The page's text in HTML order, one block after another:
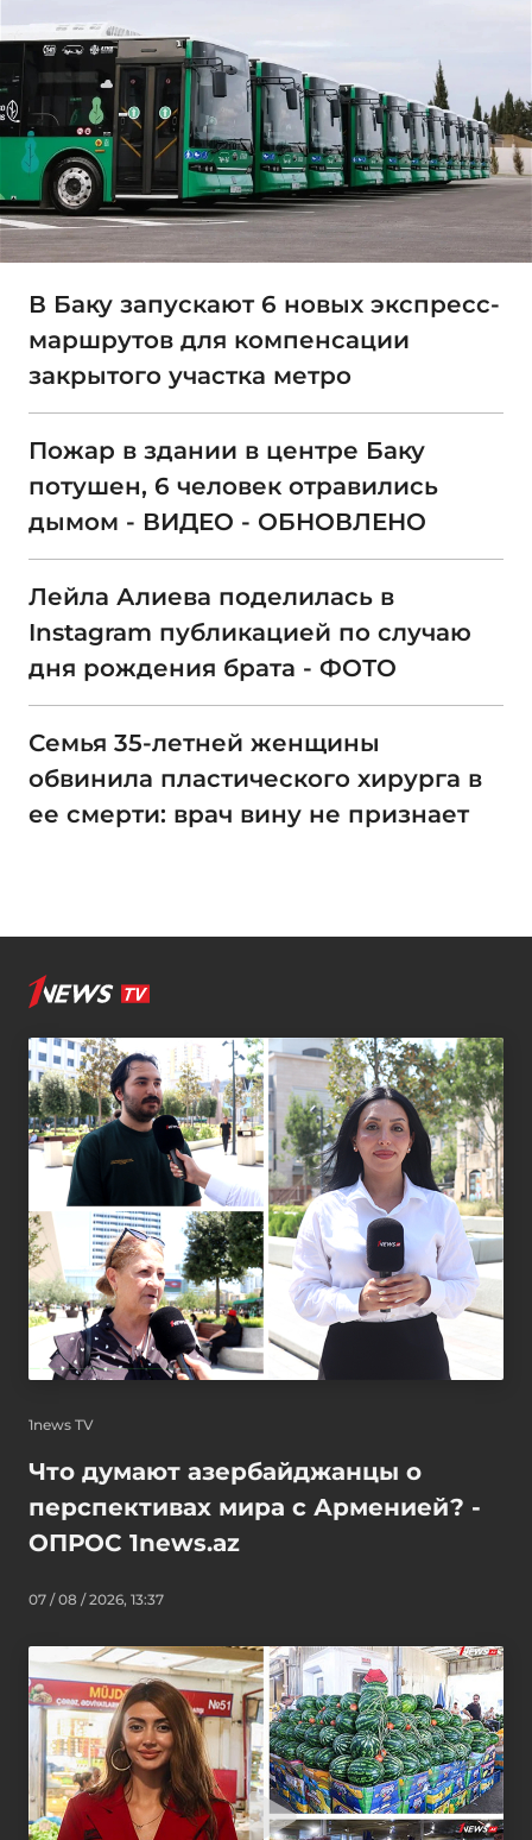
В Баку запускают 6 новых экспресс-
маршрутов для компенсации
закрытого участка метро
Пожар в здании в центре Баку
потушен, 6 человек отравились
дымом - ВИДЕО - ОБНОВЛЕНО
Лейла Алиева поделилась в
Instagram публикацией по случаю
дня рождения брата - ФОТО
Семья 35-летней женщины
обвинила пластического хирурга в
ее смерти: врач вину не признает
1news TV
Что думают азербайджанцы о
перспективах мира с Арменией? -
ОПРОС 1news.az
07 / 08 / 2026, 13:37